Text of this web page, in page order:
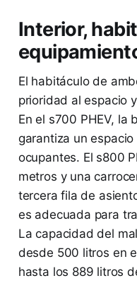
Interior,
El habitáculo de
prioridad al espacio
En el s700 PHEV, la
garantiza un
ocupantes. El s800
metros y una
tercera fila de
es adecuada para
La capacidad del
desde 500 litros en
hasta los 889 litros